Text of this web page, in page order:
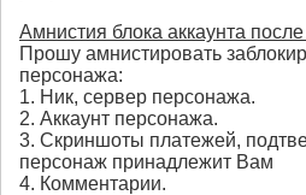
Амнистия блока аккаунта
Прошу амнистировать
персонажа:
1. Ник, сервер персонажа.
2. Аккаунт персонажа.
3. Скриншоты платежей,
персонаж принадлежит Вам
4. Комментарии.